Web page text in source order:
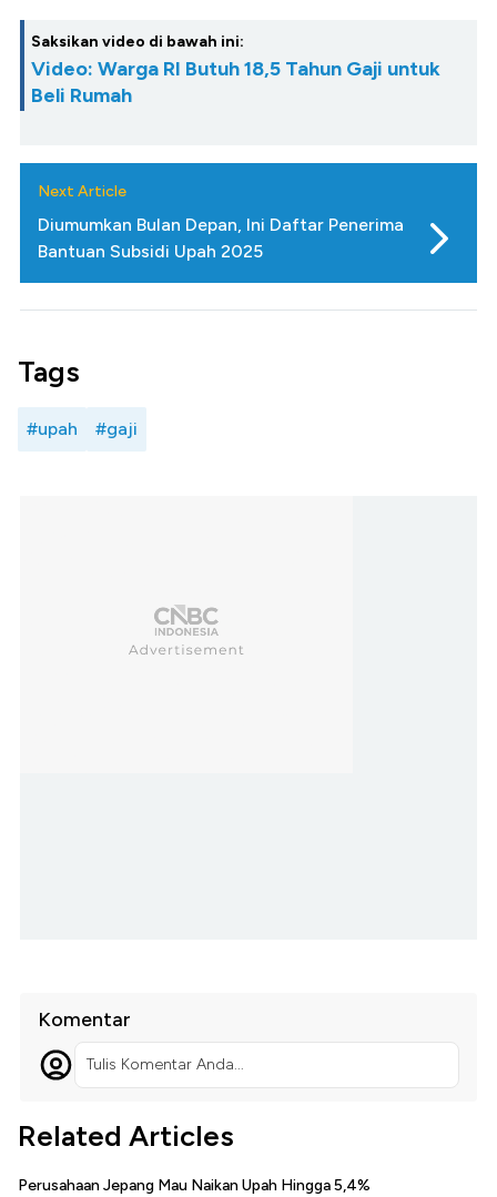
Saksikan video di bawah ini:
Video: Warga RI Butuh 18,5 Tahun Gaji untuk
Beli Rumah
Next Article
Diumumkan Bulan Depan, Ini Daftar Penerima
Bantuan Subsidi Upah 2025
Tags
#upah #gaji
Komentar
Tulis Komentar Anda...
Related Articles
Perusahaan Jepang Mau Naikan Upah Hingga 5,4%